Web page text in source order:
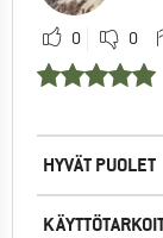
0 0
HYVÄT PUOLET